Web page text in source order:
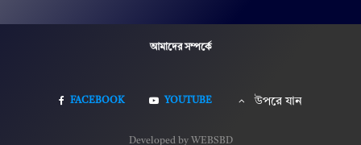
আমাদের সম্পর্কে
FACEBOOK YOUTUBE উপরে যান
Developed by WEBSBD